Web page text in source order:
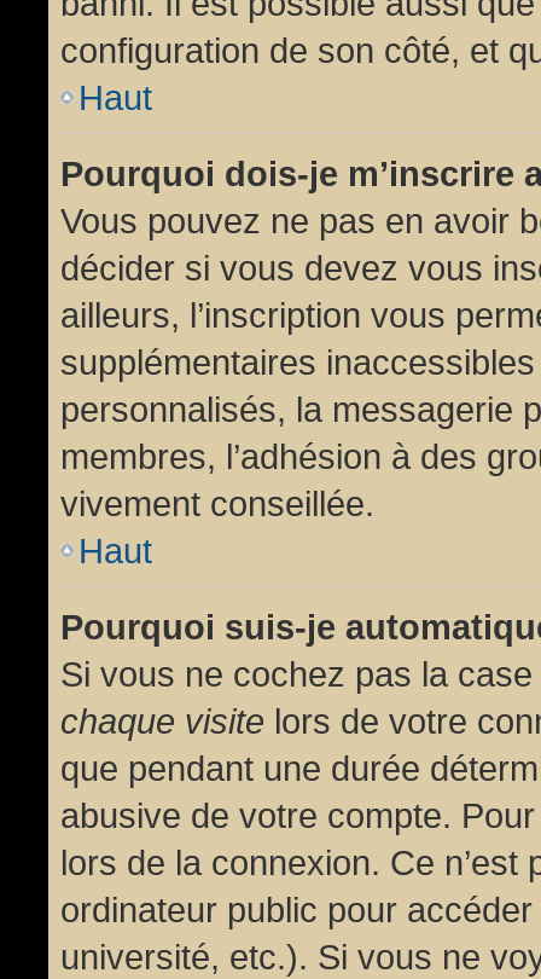
configuration de son côté, et
Haut
Pourquoi dois-je m’inscrire
Vous pouvez ne pas en avoir
décider si vous devez vous
ailleurs, l’inscription vous
supplémentaires
personnalisés, la messagerie
membres, l’adhésion à des
vivement conseillée.
Haut
Pourquoi suis-je
Si vous ne cochez pas la case
chaque visite lors de votre
que pendant une durée
abusive de votre compte.
lors de la connexion. Ce
ordinateur public pour
université, etc.). Si vous ne